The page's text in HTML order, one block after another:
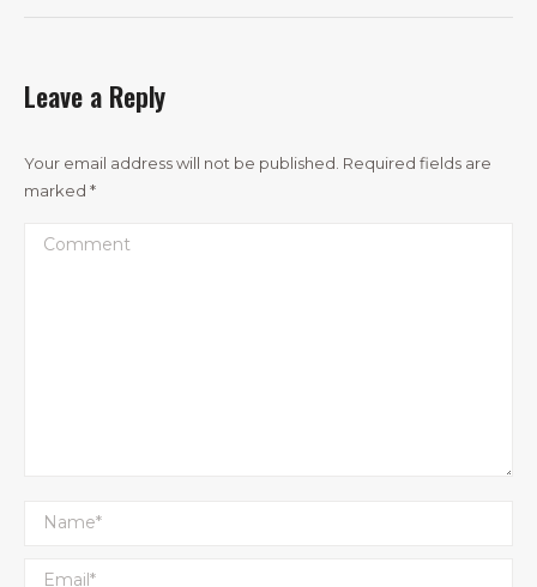
Leave a Reply
Your email address will not be published. Required fields are
marked *
Comment
Name *
Email *